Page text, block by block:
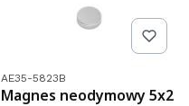
Kod produktu
AE35-5823B
Magnes neodymowy 5x2